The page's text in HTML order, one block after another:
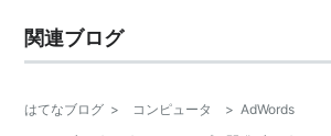
関連ブログ
はてなブログ > コンピュータ > AdWords